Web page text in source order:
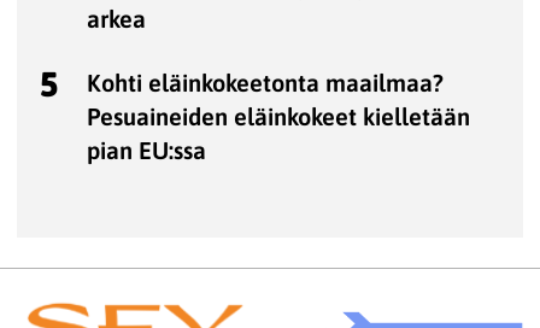
arkea
5
Kohti eläinkokeetonta maailmaa?
Pesuaineiden eläinkokeet kielletään
pian EU:ssa